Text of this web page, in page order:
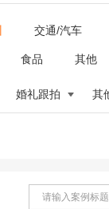
交通/汽车
食品 其他
婚礼跟拍 其